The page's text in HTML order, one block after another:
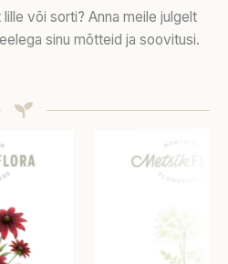
või sorti? Anna meile julgelt
sinu mõtteid ja soovitusi.